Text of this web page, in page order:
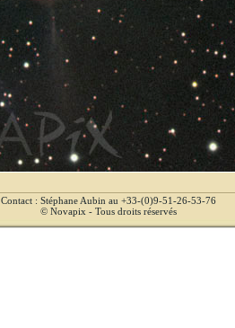
Contact : Stéphane Aubin au +33-(0)9-51-26-53-76
© Novapix - Tous droits réservés